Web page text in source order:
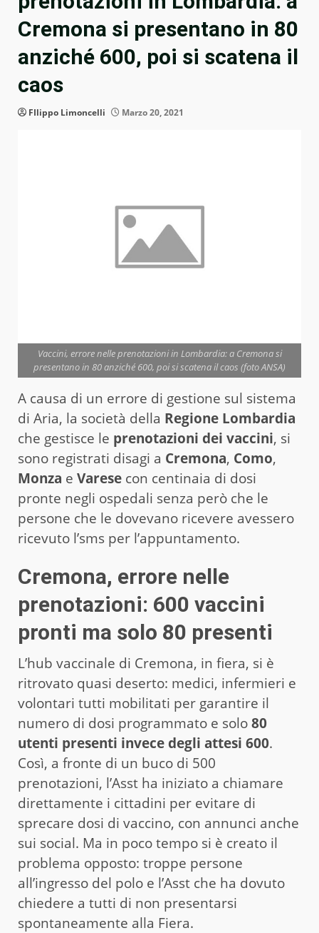
Cremona si presentano in 80
anziché 600, poi si scatena il
caos
FIlippo Limoncelli Marzo 20, 2021
Vaccini, errore nelle prenotazioni in Lombardia: a Cremona si
presentano in 80 anziché 600, poi si scatena il caos (foto ANSA)
A causa di un errore di gestione sul sistema
di Aria, la società della Regione Lombardia
che gestisce le prenotazioni dei vaccini, si
sono registrati disagi a Cremona, Como,
Monza e Varese con centinaia di dosi
pronte negli ospedali senza però che le
persone che le dovevano ricevere avessero
ricevuto l’sms per l’appuntamento.
Cremona, errore nelle
prenotazioni: 600 vaccini
pronti ma solo 80 presenti
L’hub vaccinale di Cremona, in fiera, si è
ritrovato quasi deserto: medici, infermieri e
volontari tutti mobilitati per garantire il
numero di dosi programmato e solo80
utenti presenti invece degli attesi 600.
Così, a fronte di un buco di 500
prenotazioni, l’Asst ha iniziato a chiamare
direttamente i cittadini per evitare di
sprecare dosi di vaccino, con annunci anche
sui social. Ma in poco tempo si è creato il
problema opposto: troppe persone
all’ingresso del polo e l’Asst che ha dovuto
chiedere a tutti di non presentarsi
spontaneamente alla Fiera.